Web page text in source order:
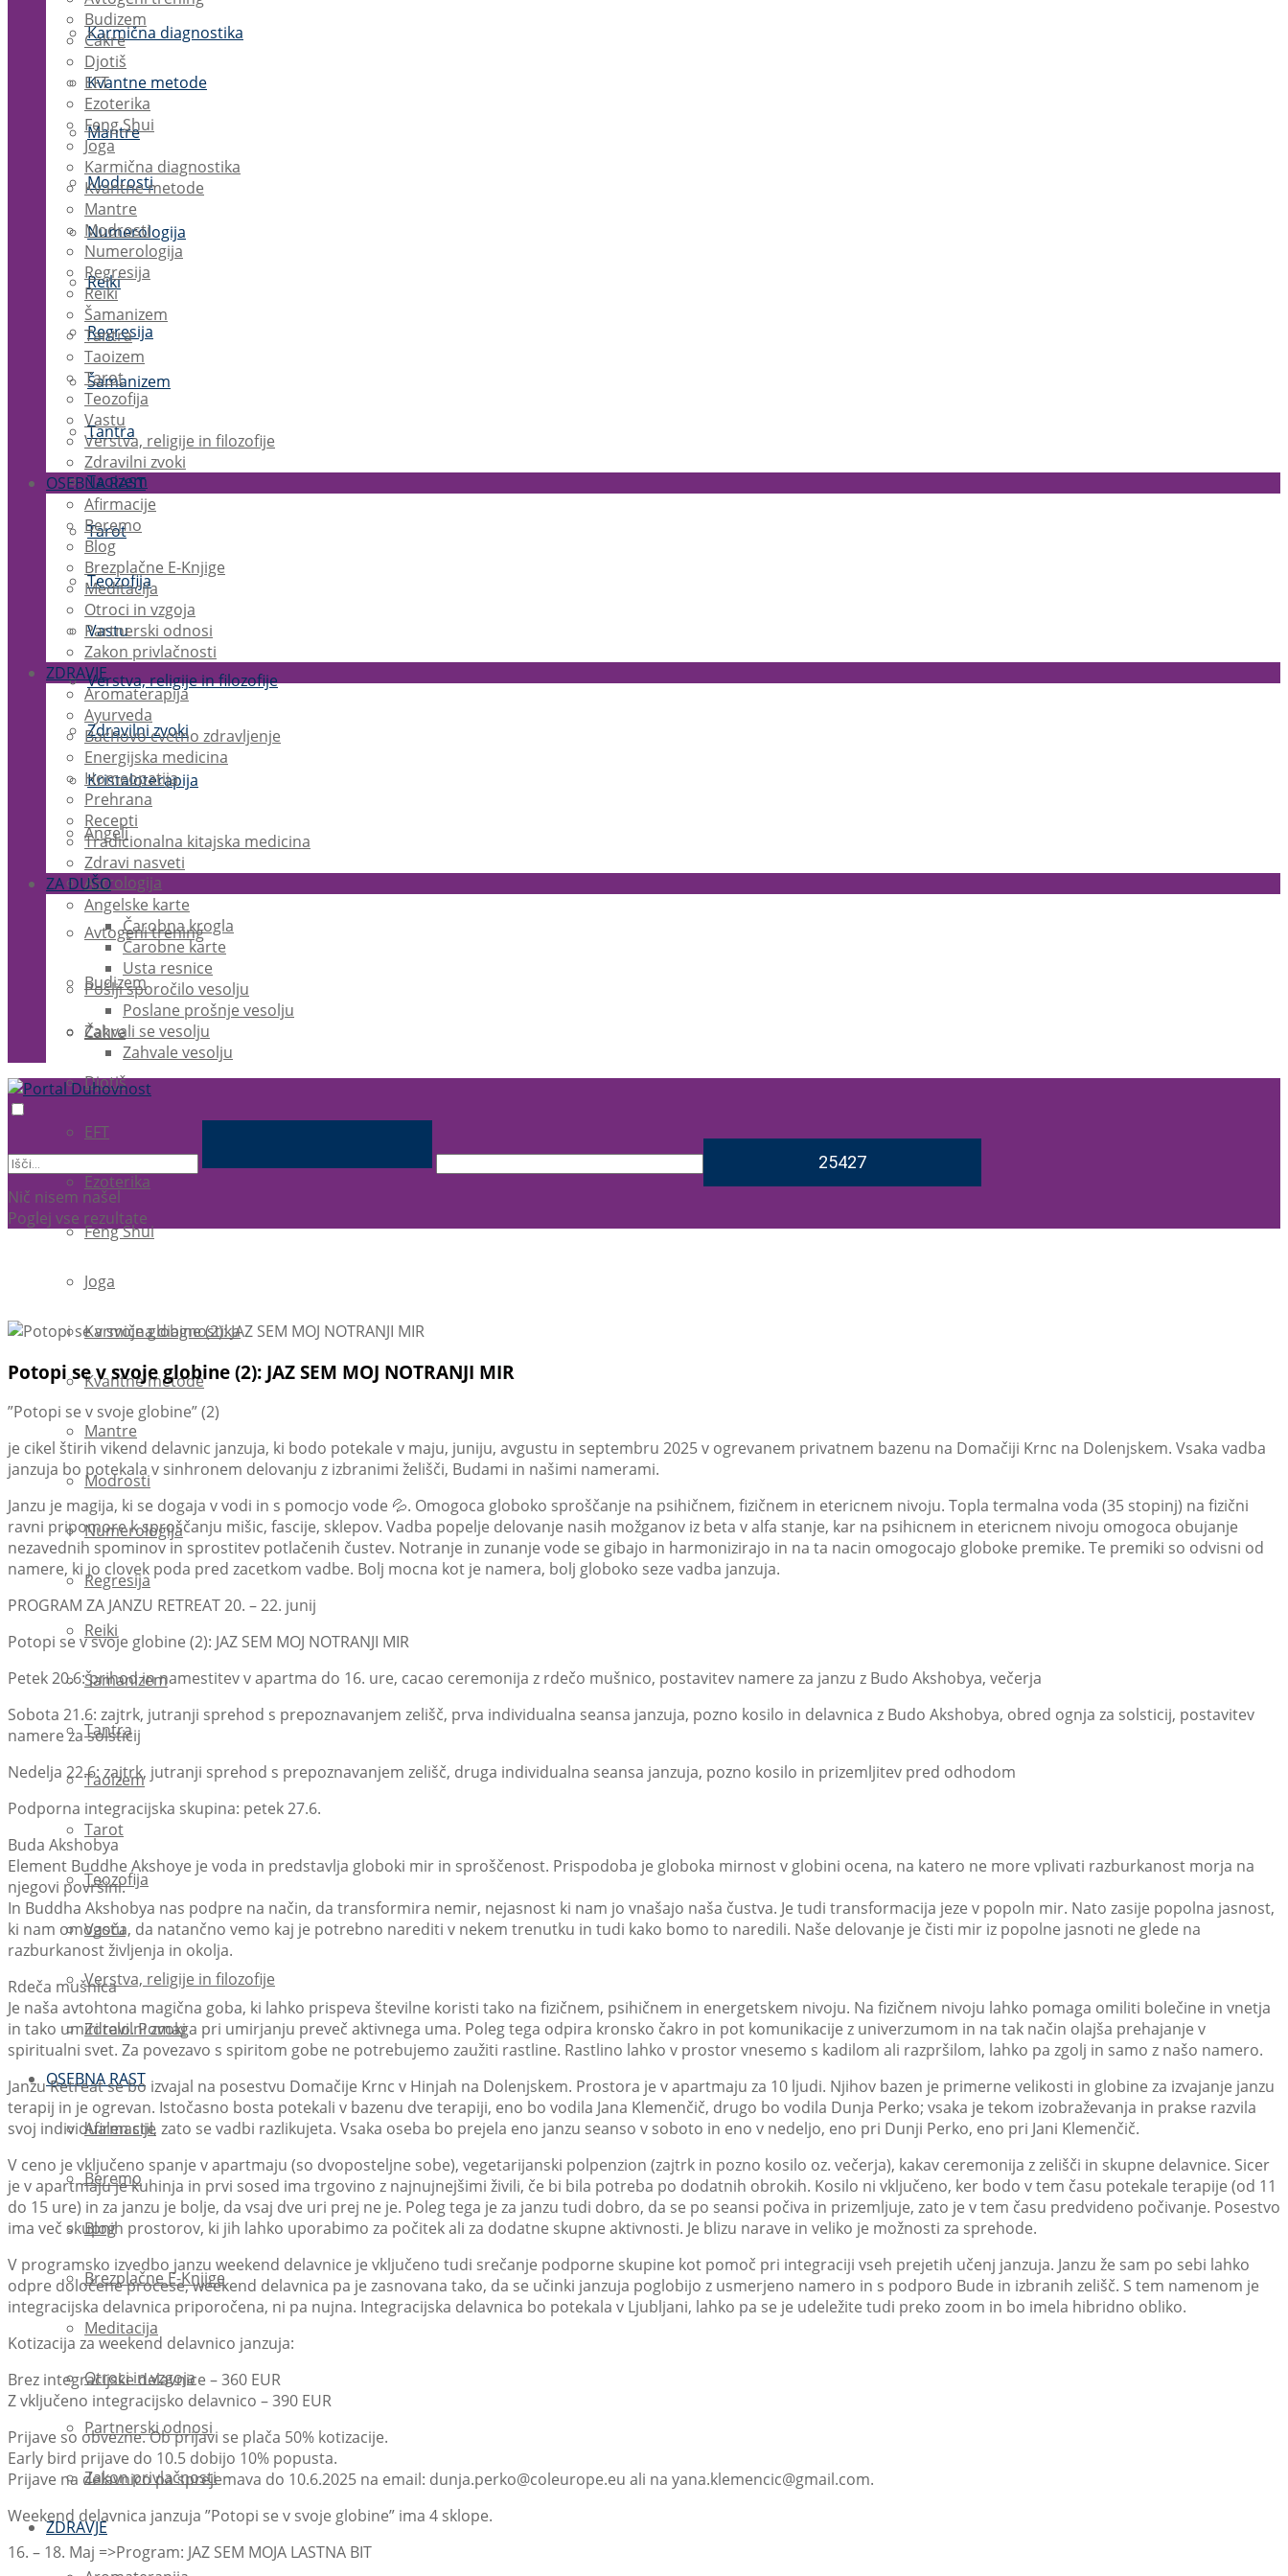
Karmična diagnostika
Kvantne metode
Mantre
Modrosti
Numerologija
Reiki
Regresija
Šamanizem
Tantra
Taoizem
Tarot
Teozofija
Vastu
Verstva, religije in filozofije
Zdravilni zvoki
Kristaloterapija
Angeli
Astrologija
Avtogeni trening
Budizem
Čakre
Djotiš
EFT
Ezoterika
Feng Shui
Joga
Karmična diagnostika
Kvantne metode
Mantre
Modrosti
Numerologija
Regresija
Reiki
Šamanizem
Tantra
Taoizem
Tarot
Teozofija
Vastu
Verstva, religije in filozofije
Zdravilni zvoki
OSEBNA RAST
Afirmacije
Beremo
Blog
Brezplačne E-Knjige
Meditacija
Otroci in vzgoja
Partnerski odnosi
Zakon privlačnosti
ZDRAVJE
Budizem
Čakre
Djotiš
EFT
Ezoterika
Feng Shui
Joga
Karmična diagnostika
Kvantne metode
Mantre
Modrosti
Numerologija
Regresija
Reiki
Šamanizem
Tantra
Taoizem
Tarot
Teozofija
Vastu
Verstva, religije in filozofije
Zdravilni zvoki
OSEBNA RAST
Afirmacije
Beremo
Blog
Brezplačne E-Knjige
Meditacija
Otroci in vzgoja
Partnerski odnosi
Zakon privlačnosti
ZDRAVJE
Aromaterapija
Ayurveda
Bachovo cvetno zdravljenje
Energijska medicina
Homeopatija
Prehrana
Recepti
Tradicionalna kitajska medicina
Zdravi nasveti
ZA DUŠO
Angelske karte
Čarobna krogla
Čarobne karte
Usta resnice
Pošlji sporočilo vesolju
Poslane prošnje vesolju
Zahvali se vesolju
Zahvale vesolju
Nič nisem našel
Poglej vse rezultate
Potopi se v svoje globine (2): JAZ SEM MOJ NOTRANJI MIR
”Potopi se v svoje globine” (2)
je cikel štirih vikend delavnic janzuja, ki bodo potekale v maju, juniju, avgustu in septembru 2025 v ogrevanem privatnem bazenu na Domačiji Krnc na Dolenjskem. Vsaka vadba
janzuja bo potekala v sinhronem delovanju z izbranimi želišči, Budami in našimi namerami.
Janzu je magija, ki se dogaja v vodi in s pomocjo vode 💦. Omogoca globoko sproščanje na psihičnem, fizičnem in etericnem nivoju. Topla termalna voda (35 stopinj) na fizični
ravni pripomore k sproščanju mišic, fascije, sklepov. Vadba popelje delovanje nasih možganov iz beta v alfa stanje, kar na psihicnem in etericnem nivoju omogoca obujanje
nezavednih spominov in sprostitev potlačenih čustev. Notranje in zunanje vode se gibajo in harmonizirajo in na ta nacin omogocajo globoke premike. Te premiki so odvisni od
namere, ki jo clovek poda pred zacetkom vadbe. Bolj mocna kot je namera, bolj globoko seze vadba janzuja.
PROGRAM ZA JANZU RETREAT 20. – 22. junij
Potopi se v svoje globine (2): JAZ SEM MOJ NOTRANJI MIR
Petek 20.6: prihod in namestitev v apartma do 16. ure, cacao ceremonija z rdečo mušnico, postavitev namere za janzu z Budo Akshobya, večerja
Sobota 21.6: zajtrk, jutranji sprehod s prepoznavanjem zelišč, prva individualna seansa janzuja, pozno kosilo in delavnica z Budo Akshobya, obred ognja za solsticij, postavitev
namere za solsticij
Nedelja 22.6: zajtrk, jutranji sprehod s prepoznavanjem zelišč, druga individualna seansa janzuja, pozno kosilo in prizemljitev pred odhodom
Podporna integracijska skupina: petek 27.6.
Buda Akshobya
Element Buddhe Akshoye je voda in predstavlja globoki mir in sproščenost. Prispodoba je globoka mirnost v globini ocena, na katero ne more vplivati razburkanost morja na
njegovi površini.
In Buddha Akshobya nas podpre na način, da transformira nemir, nejasnost ki nam jo vnašajo naša čustva. Je tudi transformacija jeze v popoln mir. Nato zasije popolna jasnost,
ki nam omogoča, da natančno vemo kaj je potrebno narediti v nekem trenutku in tudi kako bomo to naredili. Naše delovanje je čisti mir iz popolne jasnoti ne glede na
razburkanost življenja in okolja.
Rdeča mušnica
Je naša avtohtona magična goba, ki lahko prispeva številne koristi tako na fizičnem, psihičnem in energetskem nivoju. Na fizičnem nivoju lahko pomaga omiliti bolečine in vnetja
in tako umiri telo. Pomaga pri umirjanju preveč aktivnega uma. Poleg tega odpira kronsko čakro in pot komunikacije z univerzumom in na tak način olajša prehajanje v
spiritualni svet. Za povezavo s spiritom gobe ne potrebujemo zaužiti rastline. Rastlino lahko v prostor vnesemo s kadilom ali razpršilom, lahko pa zgolj in samo z našo namero.
Janzu Retreat se bo izvajal na posestvu Domačije Krnc v Hinjah na Dolenjskem. Prostora je v apartmaju za 10 ljudi. Njihov bazen je primerne velikosti in globine za izvajanje janzu
terapij in je ogrevan. Istočasno bosta potekali v bazenu dve terapiji, eno bo vodila Jana Klemenčič, drugo bo vodila Dunja Perko; vsaka je tekom izobraževanja in prakse razvila
svoj individualen stil, zato se vadbi razlikujeta. Vsaka oseba bo prejela eno janzu seanso v soboto in eno v nedeljo, eno pri Dunji Perko, eno pri Jani Klemenčič.
V ceno je vključeno spanje v apartmaju (so dvoposteljne sobe), vegetarijanski polpenzion (zajtrk in pozno kosilo oz. večerja), kakav ceremonija z zelišči in skupne delavnice. Sicer
je v apartmaju je kuhinja in prvi sosed ima trgovino z najnujnejšimi živili, če bi bila potreba po dodatnih obrokih. Kosilo ni vključeno, ker bodo v tem času potekale terapije (od 11
do 15 ure) in za janzu je bolje, da vsaj dve uri prej ne je. Poleg tega je za janzu tudi dobro, da se po seansi počiva in prizemljuje, zato je v tem času predvideno počivanje. Posestvo
ima več skupnih prostorov, ki jih lahko uporabimo za počitek ali za dodatne skupne aktivnosti. Je blizu narave in veliko je možnosti za sprehode.
V programsko izvedbo janzu weekend delavnice je vključeno tudi srečanje podporne skupine kot pomoč pri integraciji vseh prejetih učenj janzuja. Janzu že sam po sebi lahko
odpre določene procese, weekend delavnica pa je zasnovana tako, da se učinki janzuja poglobijo z usmerjeno namero in s podporo Bude in izbranih zelišč. S tem namenom je
integracijska delavnica priporočena, ni pa nujna. Integracijska delavnica bo potekala v Ljubljani, lahko pa se je udeležite tudi preko zoom in bo imela hibridno obliko.
Kotizacija za weekend delavnico janzuja:
Brez integracijske delavnice – 360 EUR
Z vključeno integracijsko delavnico – 390 EUR
Prijave so obvezne. Ob prijavi se plača 50% kotizacije.
Early bird prijave do 10.5 dobijo 10% popusta.
Prijave na delavnico pa sprejemava do 10.6.2025 na email: dunja.perko@coleurope.eu ali na yana.klemencic@gmail.com.
Weekend delavnica janzuja ”Potopi se v svoje globine” ima 4 sklope.
16. – 18. Maj =>Program: JAZ SEM MOJA LASTNA BIT